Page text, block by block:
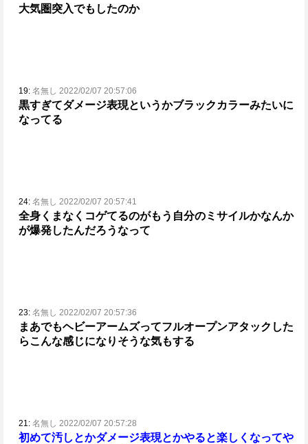
大気圏突入でもしたのか
19: 名無し 2022/02/07 20:57:06
黒すぎてダメージ表現というかブラックカラーみたいに
なってる
24: 名無し 2022/02/07 20:57:41
全身くまなくコゲてるのがもう自分のミサイルかなんか
が爆発したんだろうなって
23: 名無し 2022/02/07 20:57:36
まあでもヘビーアームズってフルオープンアタックした
らこんな感じになりそうな気もする
21: 名無し 2022/02/07 20:57:28
初めて汚しとかダメージ表現とかやると楽しくなってや